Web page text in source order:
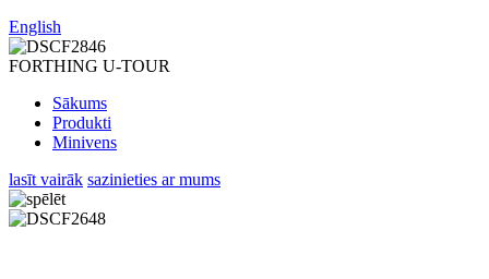
English
FORTHING U-TOUR
Sākums
Produkti
Minivens
lasīt vairāk sazinieties ar mums